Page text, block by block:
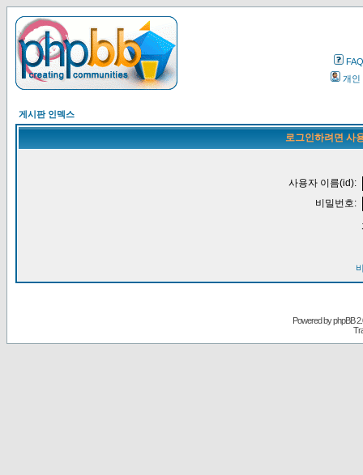
FAQ
개인
게시판 인덱스
로그인하려면 사
사용자 이름(id):
비밀번호:
Powered byphpBB